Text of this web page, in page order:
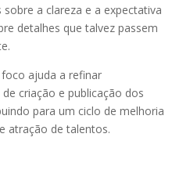
a clareza e a expectativa
detalhes que talvez passem
ajuda a refinar
criação e publicação dos
para um ciclo de melhoria
atração de talentos.